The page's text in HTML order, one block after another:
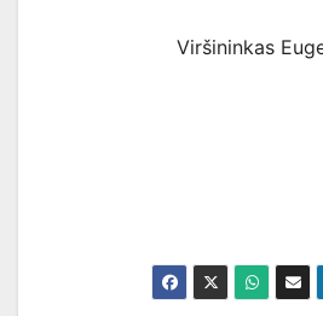
Viršininkas